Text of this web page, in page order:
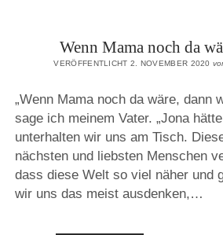
Wenn Mama noch da
VERÖFFENTLICHT 2. NOVEMBER 2020
„Wenn Mama noch da wäre, dann
sage ich meinem Vater. „Jona
unterhalten wir uns am Tisch.
nächsten und liebsten Menschen
dass diese Welt so viel näher und
wir uns das meist ausdenken,…